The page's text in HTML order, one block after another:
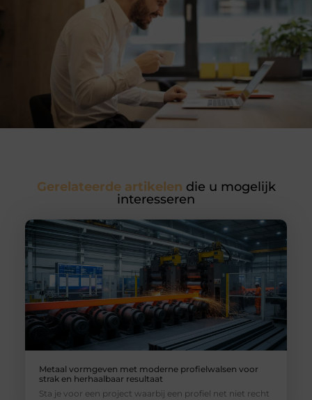
Gerelateerde artikelen die u mogelijk
interesseren
Metaal vormgeven met moderne profielwalsen voor
strak en herhaalbaar resultaat
Sta je voor een project waarbij een profiel net niet recht